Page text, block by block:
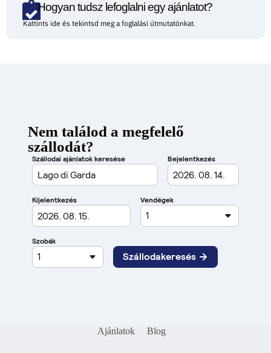
Hogyan tudsz lefoglalni egy ajánlatot?
Kattints ide és tekintsd meg a foglalási útmutatónkat.
Nem találod a megfelelő
szállodát?
Ajánlatok Blog